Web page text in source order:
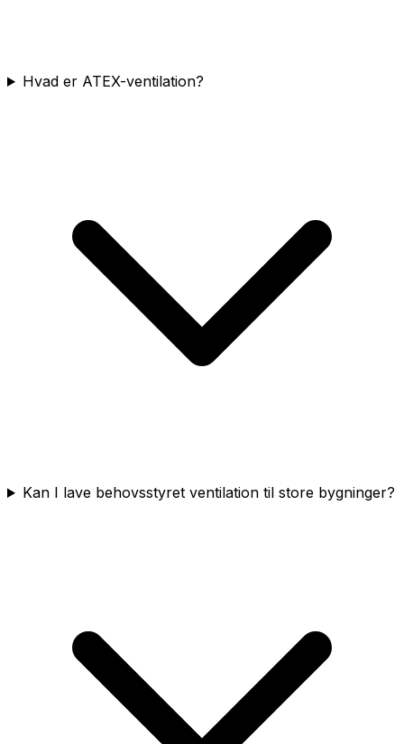
Hvad er ATEX-ventilation?
Kan I lave behovsstyret ventilation til store bygninger?